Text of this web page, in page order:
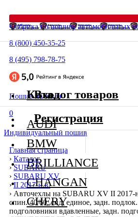
Фабрика по пошиву автомобильных
8 (800) 450-35-25
8 (495) 798-78-75
Пошив на заказ
0
Индивидуальный пошив
Главная страница
› Каталог
› SUBARU
› SUBARU XV
› II 2017-н.в.
› Авточехлы на SUBARU XV II 2017-
спин. 40/60, сид. единое, задн.
подголовники вдавленные, задн.
Каталог товаров
AUDI
BMW
BRILLIANCE
CHANGAN
CHERY
Вход
Регистрация